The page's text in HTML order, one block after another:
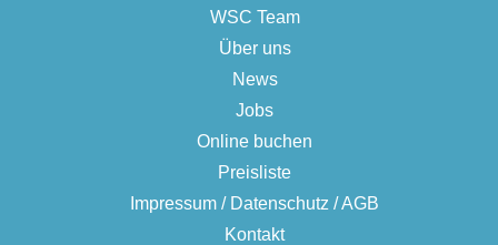
WSC Team
Über uns
News
Jobs
Online buchen
Preisliste
Impressum / Datenschutz / AGB
Kontakt